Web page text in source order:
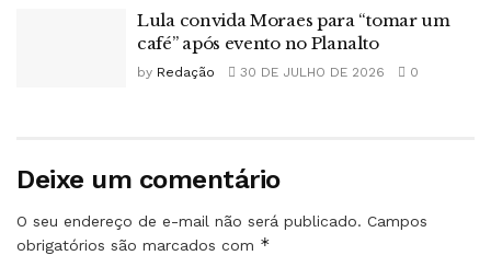
Lula convida Moraes para “tomar um
café” após evento no Planalto
by Redação 30 DE JULHO DE 2026 0
Deixe um comentário
O seu endereço de e-mail não será publicado. Campos
obrigatórios são marcados com *